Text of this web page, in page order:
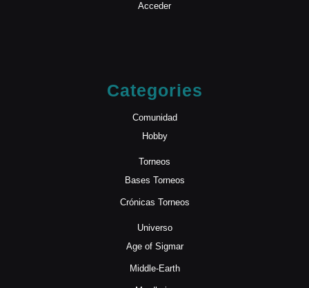
Acceder
Categories
Comunidad
Hobby
Torneos
Bases Torneos
Crónicas Torneos
Universo
Age of Sigmar
Middle-Earth